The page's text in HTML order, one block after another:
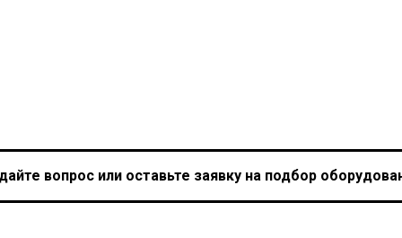
вопрос или оставьте заявку на подбор